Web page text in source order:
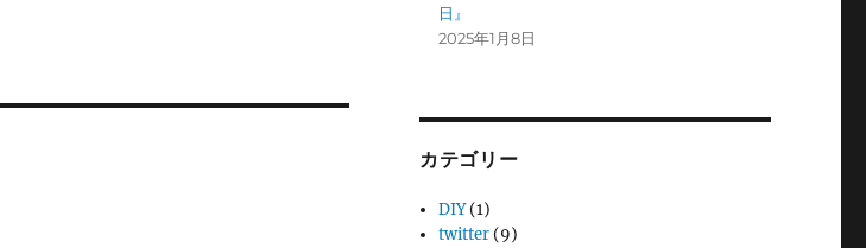
日』
2025年1月8日
カテゴリー
DIY(1)
twitter (9)